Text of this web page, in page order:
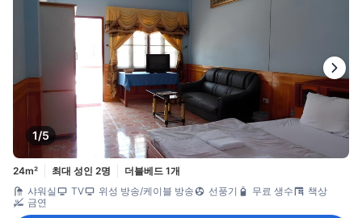
1/5
24m² 최대 성인 2명
더블베드 1개
샤워실
TV 위성 방송/케이블 방송 선풍기 무료 생수
책상
금연